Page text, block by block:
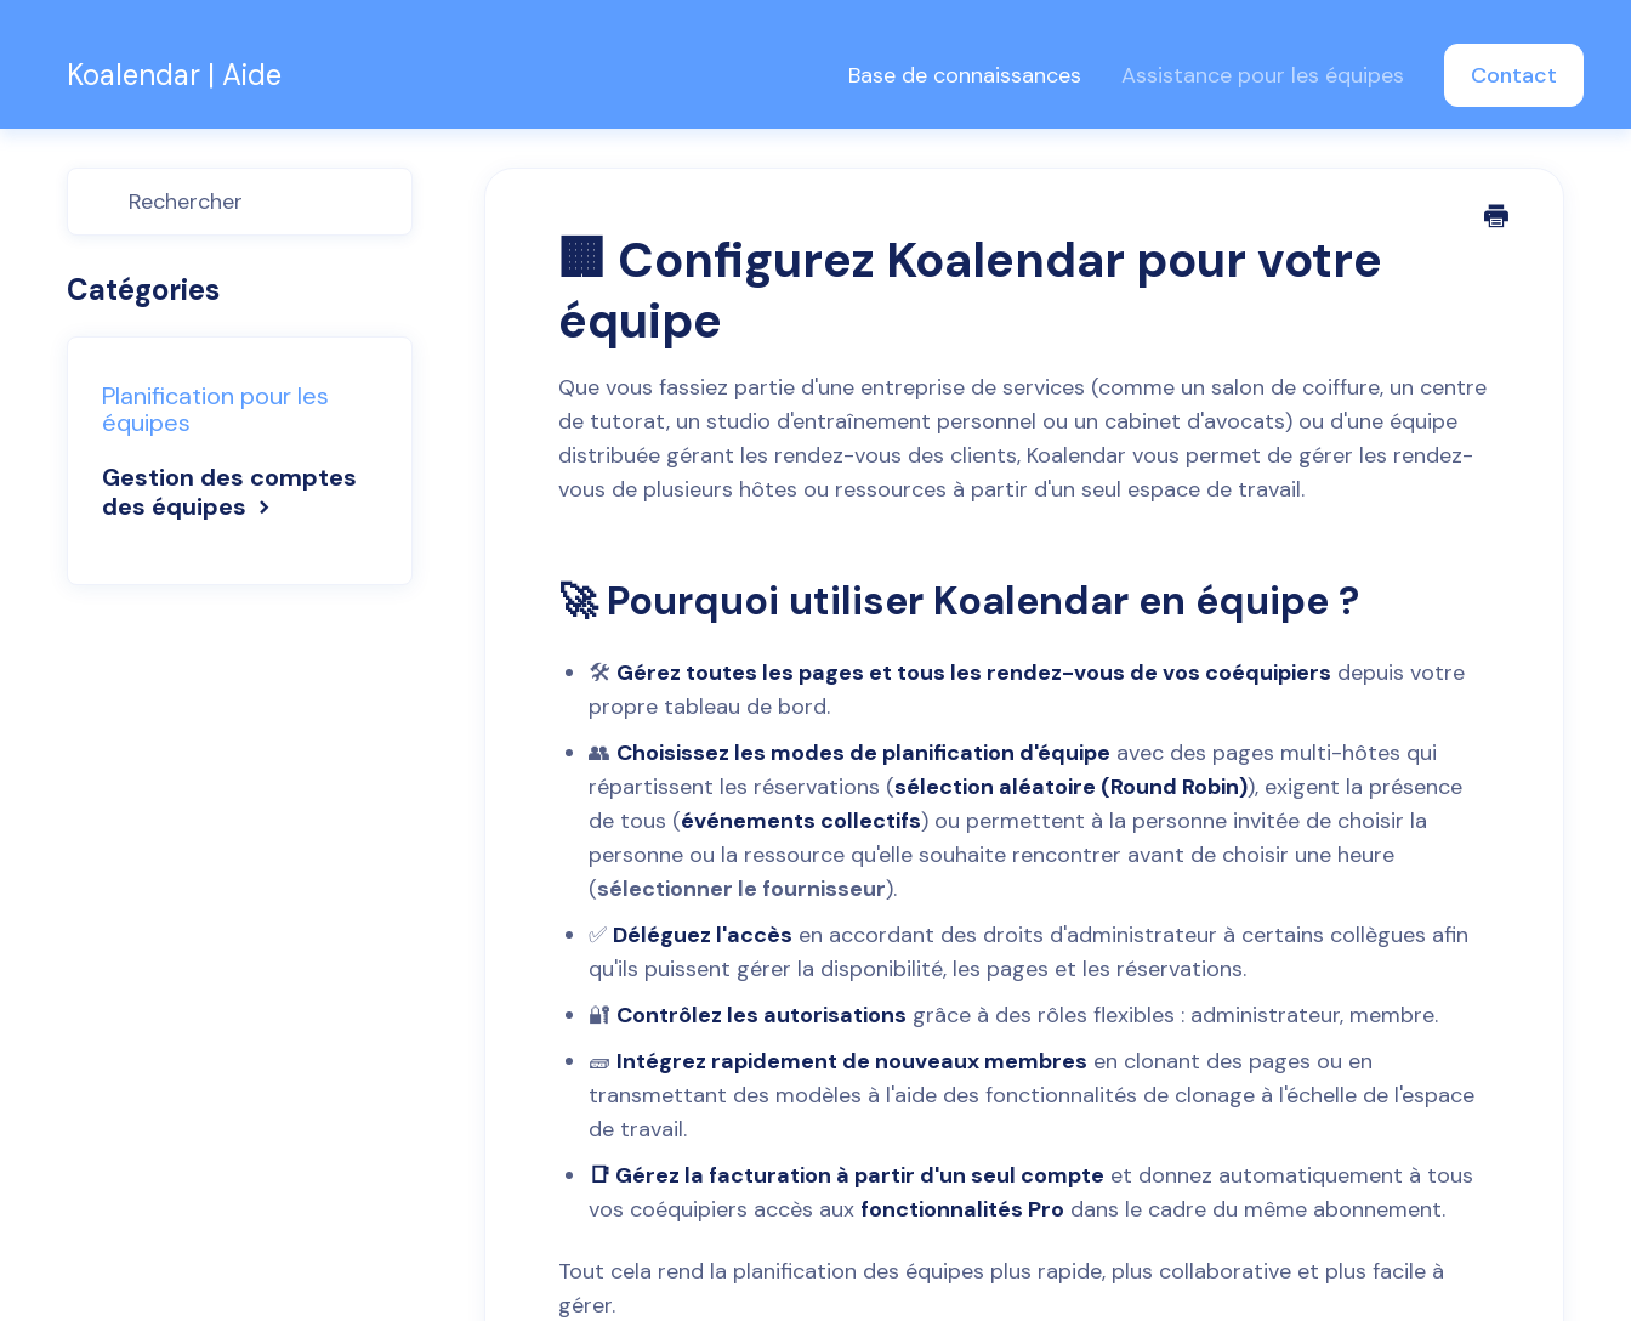
Koalendar | Aide Base de connaissances Assistance pour les équipes Contact
🏢 Configurez Koalendar pour votre
équipe
Que vous fassiez partie d'une entreprise de services (comme un salon de coiffure, un centre
de tutorat, un studio d'entraînement personnel ou un cabinet d'avocats) ou d'une équipe
distribuée gérant les rendez-vous des clients, Koalendar vous permet de gérer les rendez-
vous de plusieurs hôtes ou ressources à partir d'un seul espace de travail.
🚀 Pourquoi utiliser Koalendar en équipe ?
🛠️ Gérez toutes les pages et tous les rendez-vous de vos coéquipiers depuis votre
propre tableau de bord.
👥 Choisissez les modes de planification d'équipe avec des pages multi-hôtes qui
répartissent les réservations (sélection aléatoire (Round Robin)), exigent la présence
de tous (événements collectifs) ou permettent à la personne invitée de choisir la
personne ou la ressource qu'elle souhaite rencontrer avant de choisir une heure
(sélectionner le fournisseur).
✅ Déléguez l'accès en accordant des droits d'administrateur à certains collègues afin
qu'ils puissent gérer la disponibilité, les pages et les réservations.
🔐 Contrôlez les autorisations grâce à des rôles flexibles : administrateur, membre.
🧱 Intégrez rapidement de nouveaux membres en clonant des pages ou en
transmettant des modèles à l'aide des fonctionnalités de clonage à l'échelle de l'espace
de travail.
📑 Gérez la facturation à partir d'un seul compte et donnez automatiquement à tous
vos coéquipiers accès aux fonctionnalités Pro dans le cadre du même abonnement.
Tout cela rend la planification des équipes plus rapide, plus collaborative et plus facile à
gérer.
Catégories
Planification pour les
équipes
Gestion des comptes
des équipes